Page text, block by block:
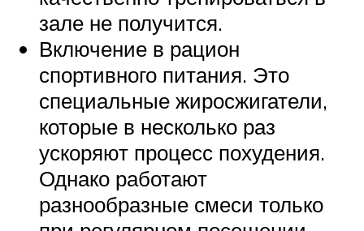
зале не получится.
Включение в рацион
спортивного питания. Это
специальные жиросжигатели,
которые в несколько раз
ускоряют процесс похудения.
Однако работают
разнообразные смеси только